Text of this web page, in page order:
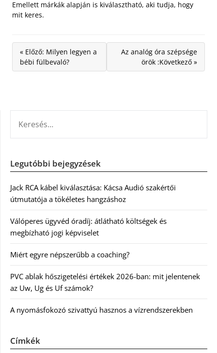
Emellett márkák alapján is kiválasztható, aki tudja, hogy
mit keres.
« Előző: Milyen legyen a
bébi fülbevaló?
Az analóg óra szépsége
örök :Következő »
Legutóbbi bejegyzések
Jack RCA kábel kiválasztása: Kácsa Audió szakértői
útmutatója a tökéletes hangzáshoz
Válóperes ügyvéd óradíj: átlátható költségek és
megbízható jogi képviselet
Miért egyre népszerűbb a coaching?
PVC ablak hőszigetelési értékek 2026-ban: mit jelentenek
az Uw, Ug és Uf számok?
A nyomásfokozó szivattyú hasznos a vízrendszerekben
Címkék